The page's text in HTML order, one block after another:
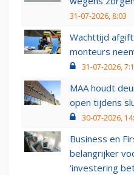
31-07-2026, 8:03
Wachttijd
monteurs
31-07-2026,
MAA houdt
open tijdens
30-07-2026,
Business en
belangrijker
‘investering